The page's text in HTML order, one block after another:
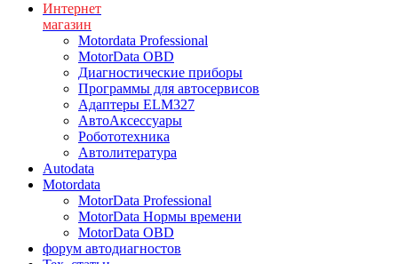
Интернет
магазин
Motordata Professional
MotorData OBD
Диагностические приборы
Программы для автосервисов
Адаптеры ELM327
АвтоАксессуары
Робототехника
Автолитература
Autodata
Motordata
MotorData Professional
MotorData Нормы времени
MotorData OBD
форум автодиагностов